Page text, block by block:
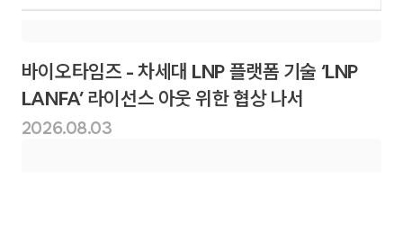
바이오타임즈 - 차세대 LNP 플랫폼 기술 ‘LNP
LANFA’ 라이선스 아웃 위한 협상 나서
2026.08.03